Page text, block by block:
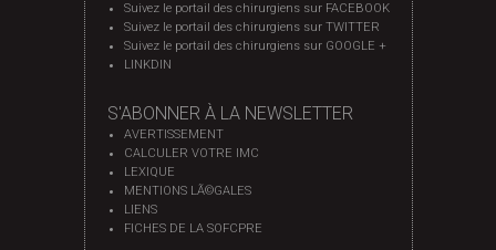
Suivez le portail des chirurgiens sur FACEBOOK
Suivez le portail des chirurgiens sur TWITTER
Suivez le portail des chirurgiens sur GOOGLE +
LINKDIN
S'ABONNER À LA NEWSLETTER
AVERTISSEMENT
CALCULER VOTRE IMC
LEXIQUE
MENTIONS LÃ©GALES
LIENS
FICHES DE LA SOFCPRE